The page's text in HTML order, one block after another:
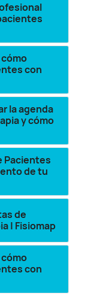
con
la agenda
y cómo
Pacientes
de tu
de
| Fisiomap
con